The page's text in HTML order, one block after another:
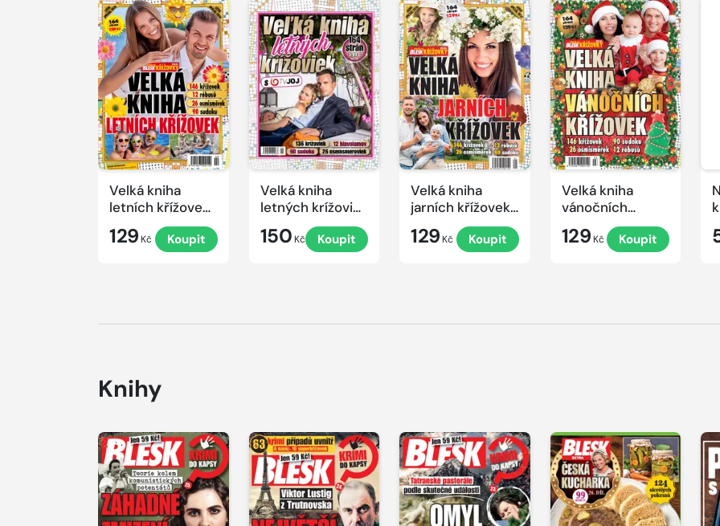
Velká kniha
letních křížovek
129 Kč Koupit
Velká kniha
letných krížoviek
s TV JOJ 2026
150 Kč Koupit
Velká kniha
jarních křížovek
129 Kč Koupit
Velká kniha
vánočních
křížovek 2025
129 Kč Koupit
Knihy